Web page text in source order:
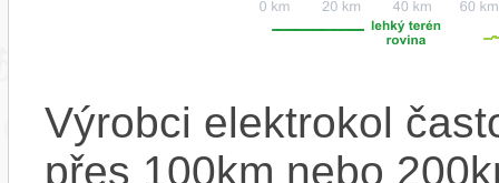
Výrobci elektrokol
přes 100km nebo